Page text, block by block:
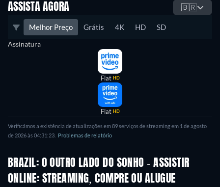
ASSISTA AGORA 🇧🇷
Melhor Preço Grátis 4K HD SD
Assinatura
Flat HD
Flat HD
Verificámos a existência de atualizações em 89 serviços de streaming em 1 de agosto
de 2026 às 04:31:23.
Problemas de relatório
BRAZIL: O OUTRO LADO DO SONHO - ASSISTIR
ONLINE: STREAMING, COMPRE OU ALUGUE